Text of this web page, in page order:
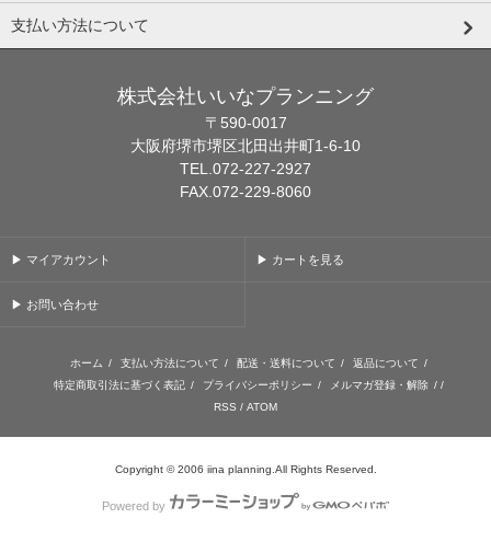
支払い方法について
株式会社いいなプランニング
〒590-0017
大阪府堺市堺区北田出井町1-6-10
TEL.072-227-2927
FAX.072-229-8060
▶ マイアカウント ▶ カートを見る
▶ お問い合わせ
ホーム / 支払い方法について / 配送・送料について / 返品について /
特定商取引法に基づく表記 / プライバシーポリシー / メルマガ登録・解除 / /
RSS / ATOM
Copyright © 2006 iina planning.All Rights Reserved.
Powered by